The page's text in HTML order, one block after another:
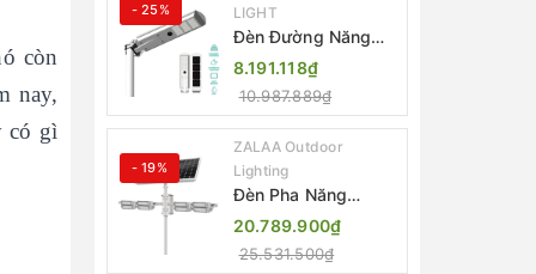
còn
nay,
có gì
- 25%
LIGHT
Đèn Đường Năng
Lượng Mặt Trời Tích
Hợp Camera ZALAA
ZL-BJ04-CCTV
(80W, IP65)
8.191.118₫
10.987.889₫
- 19%
ZALAA Outdoor
Lighting
Đèn Pha Năng
Lượng Mặt Trời Sân
Thể Thao ZALAA
Jsc Chống Nước
20.789.900₫
25.531.500₫